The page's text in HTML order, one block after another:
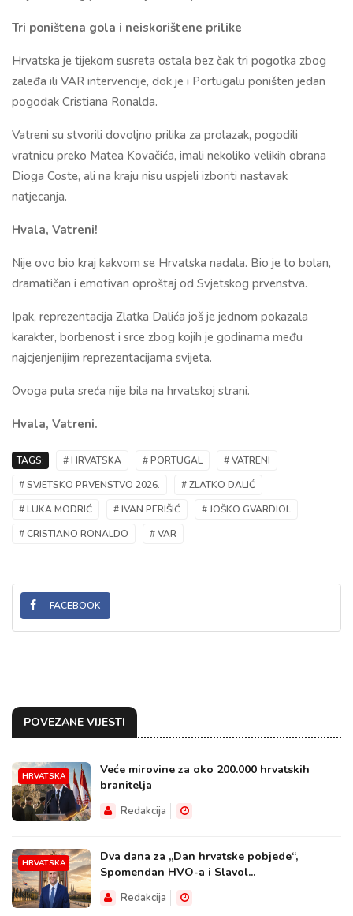
Tri poništena gola i neiskorištene prilike
Hrvatska je tijekom susreta ostala bez čak tri pogotka zbog
zaleđa ili VAR intervencije, dok je i Portugalu poništen jedan
pogodak Cristiana Ronalda.
Vatreni su stvorili dovoljno prilika za prolazak, pogodili
vratnicu preko Matea Kovačića, imali nekoliko velikih obrana
Dioga Coste, ali na kraju nisu uspjeli izboriti nastavak
natjecanja.
Hvala, Vatreni!
Nije ovo bio kraj kakvom se Hrvatska nadala. Bio je to bolan,
dramatičan i emotivan oproštaj od Svjetskog prvenstva.
Ipak, reprezentacija Zlatka Dalića još je jednom pokazala
karakter, borbenost i srce zbog kojih je godinama među
najcjenjenijim reprezentacijama svijeta.
Ovoga puta sreća nije bila na hrvatskoj strani.
Hvala, Vatreni.
TAGS: # HRVATSKA # PORTUGAL
# VATRENI
# SVJETSKO PRVENSTVO 2026.
# ZLATKO DALIĆ
# LUKA MODRIĆ
# IVAN PERIŠIĆ
# JOŠKO GVARDIOL
# CRISTIANO RONALDO
# VAR
FACEBOOK
POVEZANE VIJESTI
HRVATSKA
Veće mirovine za oko 200.000 hrvatskih
branitelja
Redakcija
HRVATSKA
Dva dana za „Dan hrvatske pobjede“,
Spomendan HVO-a i Slavol...
Redakcija